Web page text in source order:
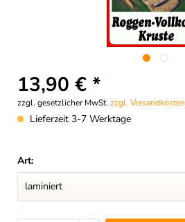
13,90 € *
zzgl. gesetzlicher MwSt. zzgl. Versandkosten
Lieferzeit 3-7 Werktage
Art: